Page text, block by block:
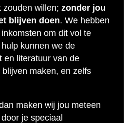
zouden willen; zonder jou
blijven doen. We hebben
om dit vol te
kunnen we de
en literatuur van de
maken, en zelfs
maken wij jou meteen
je speciaal